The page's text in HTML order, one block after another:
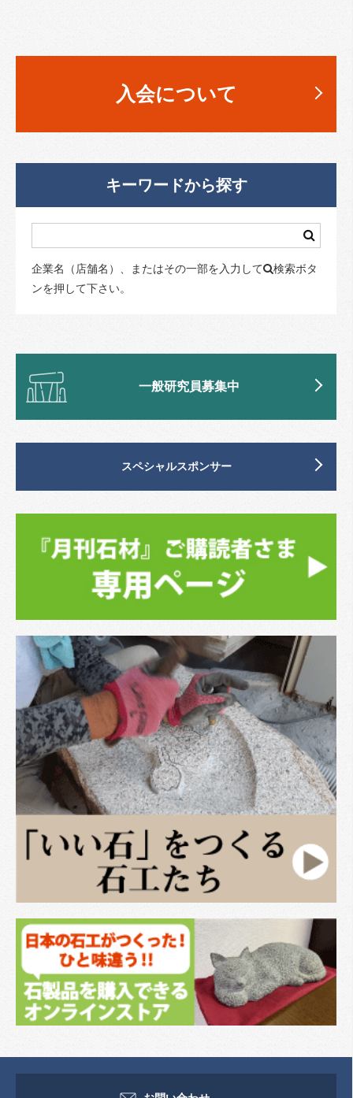
入会について
キーワードから探す
企業名（店舗名）、またはその一部を入力して
検索ボタ
ンを押して下さい。
一般研究員募集中
スペシャルスポンサー